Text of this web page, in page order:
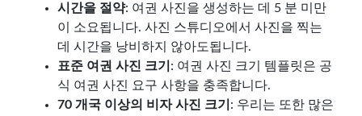
시간을 절약: 여권 사진을 생성하는 데 5 분 미만
이 소요됩니다. 사진 스튜디오에서 사진을 찍는
데 시간을 낭비하지 않아도됩니다.
표준 여권 사진 크기 : 여권 사진 크기 템플릿은 공
식 여권 사진 요구 사항을 충족합니다.
70 개국 이상의 비자 사진 크기 : 우리는 또한 많은